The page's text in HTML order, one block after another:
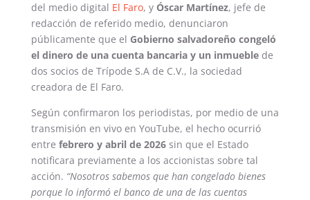
del medio digital El Faro, y Óscar Martínez, jefe de
redacción de referido medio, denunciaron
públicamente que el Gobierno salvadoreño congeló
el dinero de una cuenta bancaria y un inmueblede
dos socios de Trípode S.A de C.V., la sociedad
creadora de El Faro.
Según confirmaron los periodistas, por medio de una
transmisión en vivo en YouTube, el hecho ocurrió
entre febrero y abril de 2026sin que el Estado
notificara previamente a los accionistas sobre tal
acción. “Nosotros sabemos que han congelado bienes
porque lo informó el banco de una de las cuentas